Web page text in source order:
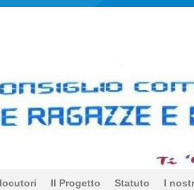
delle
Il Progetto Statuto I